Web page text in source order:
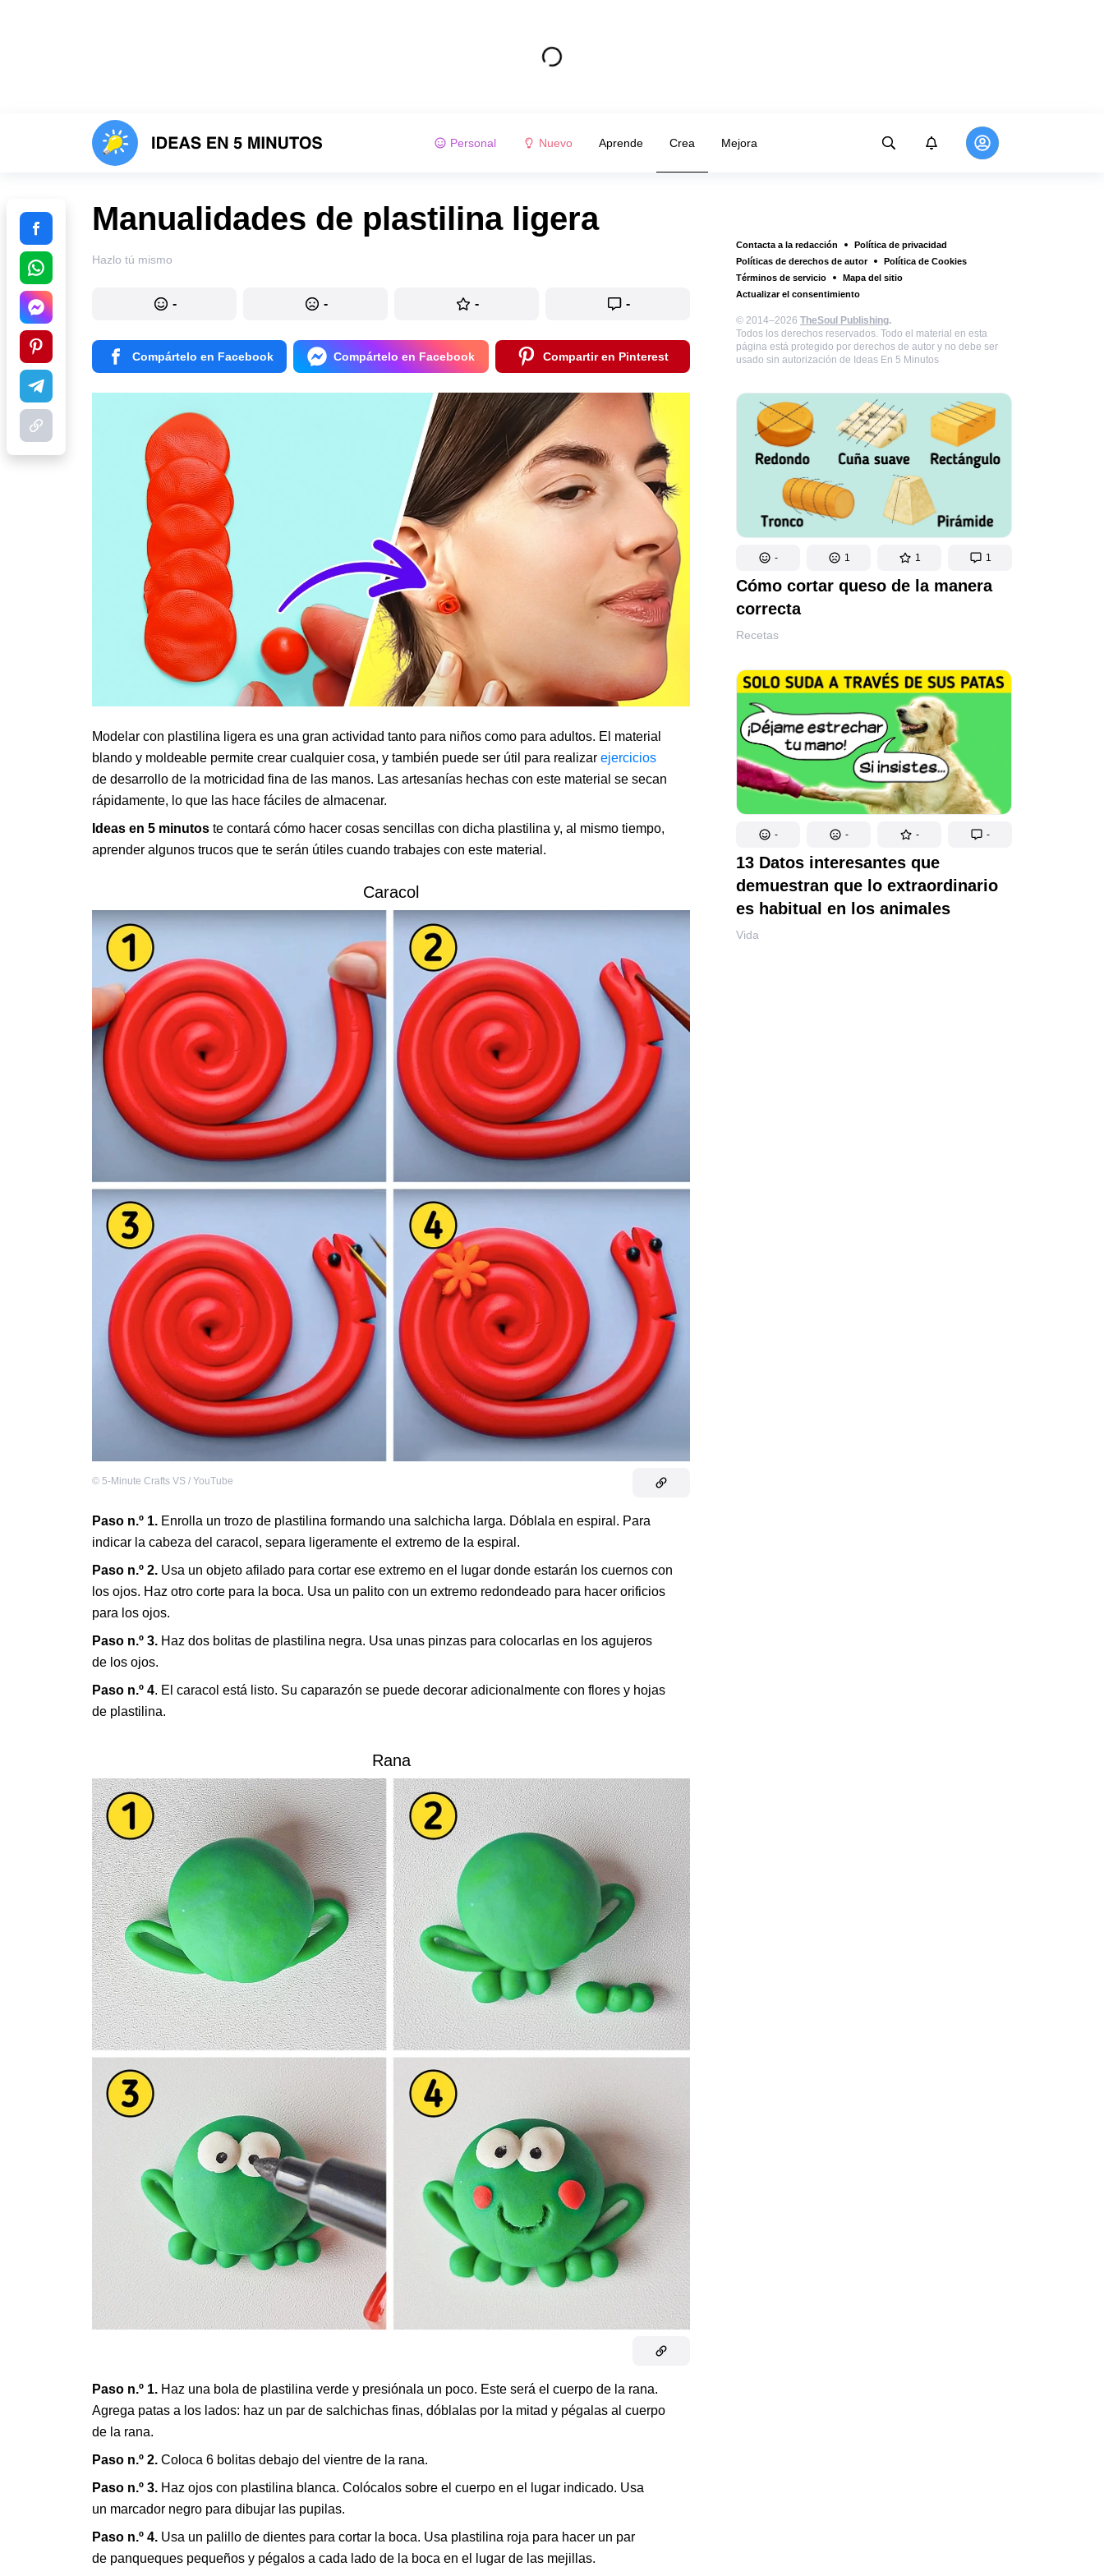
Personal Nuevo Aprende Crea Mejora
Contacta a la redacción
Política de privacidad
Políticas de derechos de autor
Política de Cookies
Términos de servicio
Mapa del sitio
Actualizar el consentimiento
© 2014–2026 TheSoul Publishing.
Todos los derechos reservados. Todo el material en esta
página está protegido por derechos de autor y no debe ser
usado sin autorización de Ideas En 5 Minutos
- 1 1 1
Cómo cortar queso de la manera
correcta
Recetas
- - - -
13 Datos interesantes que
demuestran que lo extraordinario
es habitual en los animales
Vida
Manualidades de plastilina ligera
Hazlo tú mismo
- - - -
Compártelo en Facebook Compártelo en Facebook Compartir en Pinterest
Modelar con plastilina ligera es una gran actividad tanto para niños como para adultos. El material
blando y moldeable permite crear cualquier cosa, y también puede ser útil para realizar ejercicios
de desarrollo de la motricidad fina de las manos. Las artesanías hechas con este material se secan
rápidamente, lo que las hace fáciles de almacenar.
Ideas en 5 minutos te contará cómo hacer cosas sencillas con dicha plastilina y, al mismo tiempo,
aprender algunos trucos que te serán útiles cuando trabajes con este material.
Caracol
© 5-Minute Crafts VS / YouTube
Paso n.º 1. Enrolla un trozo de plastilina formando una salchicha larga. Dóblala en espiral. Para
indicar la cabeza del caracol, separa ligeramente el extremo de la espiral.
Paso n.º 2. Usa un objeto afilado para cortar ese extremo en el lugar donde estarán los cuernos con
los ojos. Haz otro corte para la boca. Usa un palito con un extremo redondeado para hacer orificios
para los ojos.
Paso n.º 3. Haz dos bolitas de plastilina negra. Usa unas pinzas para colocarlas en los agujeros
de los ojos.
Paso n.º 4. El caracol está listo. Su caparazón se puede decorar adicionalmente con flores y hojas
de plastilina.
Rana
Paso n.º 1. Haz una bola de plastilina verde y presiónala un poco. Este será el cuerpo de la rana.
Agrega patas a los lados: haz un par de salchichas finas, dóblalas por la mitad y pégalas al cuerpo
de la rana.
Paso n.º 2. Coloca 6 bolitas debajo del vientre de la rana.
Paso n.º 3. Haz ojos con plastilina blanca. Colócalos sobre el cuerpo en el lugar indicado. Usa
un marcador negro para dibujar las pupilas.
Paso n.º 4. Usa un palillo de dientes para cortar la boca. Usa plastilina roja para hacer un par
de panqueques pequeños y pégalos a cada lado de la boca en el lugar de las mejillas.